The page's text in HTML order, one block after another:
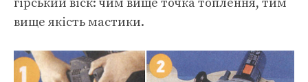
вище якість мастики.